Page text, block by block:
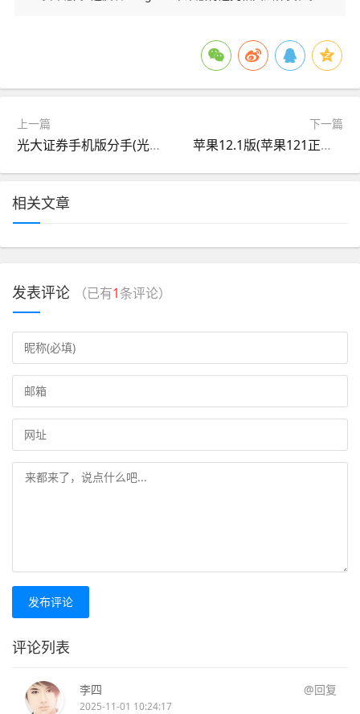
上一篇
光大证券手机版分手(光大证券怎样开通手机交易)
下一篇
苹果12.1版(苹果121正式版)
相关文章
发表评论 （已有1条评论）
发布评论
评论列表
李四 @回复
2025-11-01 10:24:17